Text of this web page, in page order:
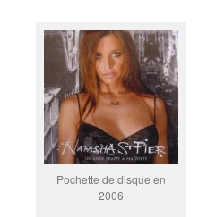
Pochette de disque en
2006